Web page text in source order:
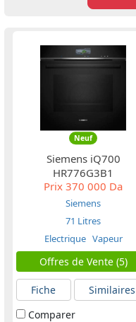
Neuf
Siemens iQ700
HR776G3B1
Prix 370 000 Da
Siemens
71 Litres
Electrique Vapeur
Offres de Vente (5)
Fiche
Similaires
Comparer